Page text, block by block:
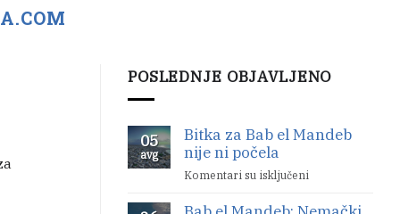
POSLEDNJE OBJAVLJENO
05
avg
Bitka za Bab el Mandeb
nije ni počela
Komentari su isključeni
za